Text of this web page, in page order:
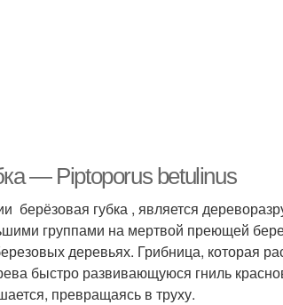
— Piptoporus betulinus
берёзовая губка , является
группами на мертвой преющей
деревьях. Грибница, которая
быстро развивающуюся гниль
превращаясь в труху.